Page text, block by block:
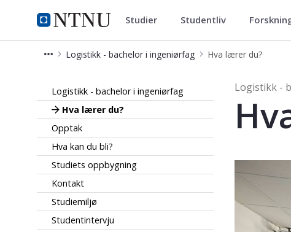
NTNU Hjemmeside
Logistikk - bachelor i ingeniørfag
Studier Studentliv
Logistikk - bachelor i ingeniørfag Hva lærer du?
Logistikk - bachelor i ingeniørfag
Hva lærer du?
Opptak
Hva kan du bli?
Studiets oppbygning
Kontakt
Studiemiljø
Studentintervju
Logistikk -